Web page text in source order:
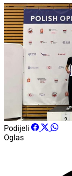
Podijeli
Oglas